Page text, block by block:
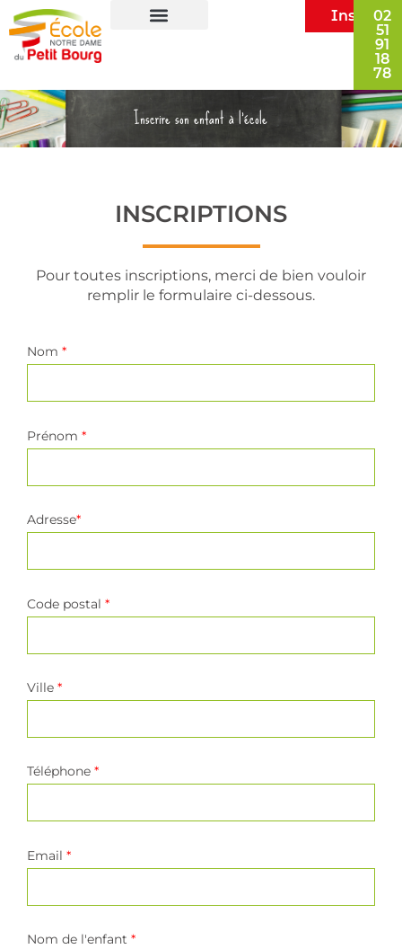
02
51
91
18
78
Inscrire son enfant à l’école
INSCRIPTIONS
Pour toutes inscriptions, merci de bien vouloir
remplir le formulaire ci-dessous.
Nom *
Prénom *
Adresse*
Code postal *
Ville *
Téléphone *
Email *
Nom de l'enfant *